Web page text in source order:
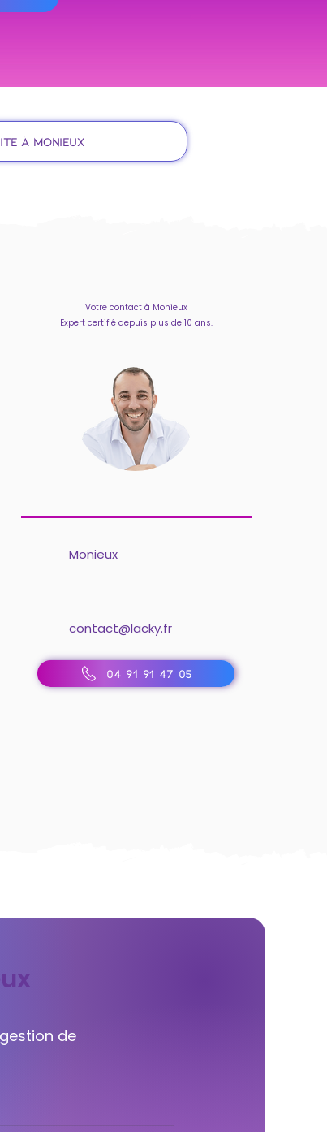
à Monieux
Votre contact à Monieux
Expert certifié depuis plus de 10 ans.
Monieux
contact@lacky.fr
04 91 91 47 05
de